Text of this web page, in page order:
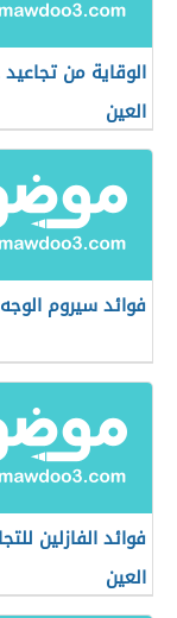
الوقاية من
العين
فوائد سيروم الوجه
فوائد الفازلين
العين